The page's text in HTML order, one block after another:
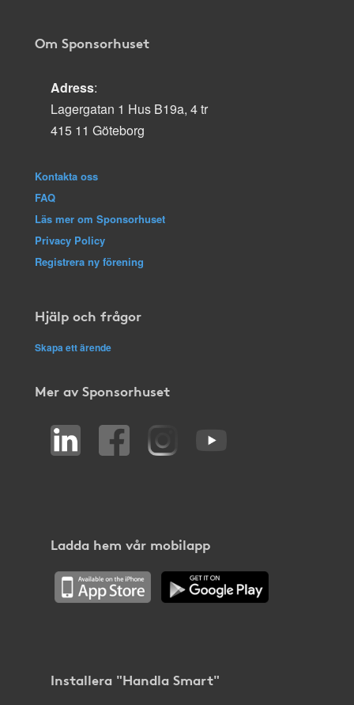
Om Sponsorhuset
Adress:
Lagergatan 1 Hus B19a, 4 tr
415 11 Göteborg
Kontakta oss
FAQ
Läs mer om Sponsorhuset
Privacy Policy
Registrera ny förening
Hjälp och frågor
Skapa ett ärende
Mer av Sponsorhuset
Ladda hem vår mobilapp
Installera "Handla Smart"